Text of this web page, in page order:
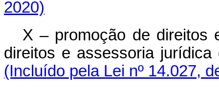
2020)
X – promoção de direitos
direitos e assessoria
(Incluído pela Lei nº 14.027,